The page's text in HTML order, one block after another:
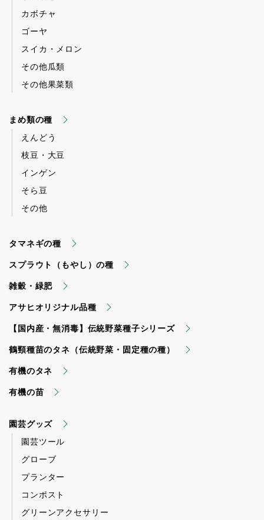
カボチャ
ゴーヤ
スイカ・メロン
その他瓜類
その他果菜類
まめ類の種
えんどう
枝豆・大豆
インゲン
そら豆
その他
タマネギの種
スプラウト（もやし）の種
雑穀・緑肥
アサヒオリジナル品種
【国内産・無消毒】伝統野菜種子シリーズ
鶴頸種苗のタネ（伝統野菜・固定種の種）
有機のタネ
有機の苗
園芸グッズ
園芸ツール
グローブ
プランター
コンポスト
グリーンアクセサリー